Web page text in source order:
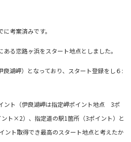
考案済みです。
る恋路ヶ浜をスタート地点としました。
湖岬）となっており、スタート登録をし６:
ント（伊良湖岬は指定岬ポイント地点 3ポ
ト×2）、指定道の駅1箇所（3ポイント）と
ント取得でき最高のスタート地点と考えたか